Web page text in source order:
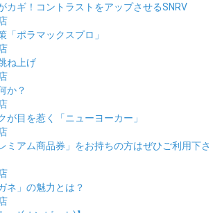
カギ！コントラストをアップさせるSNRV
「ポラマックスプロ」
ね上げ
か？
が目を惹く「ニューヨーカー」
ミアム商品券」をお持ちの方はぜひご利用下さ
ネ」の魅力とは？